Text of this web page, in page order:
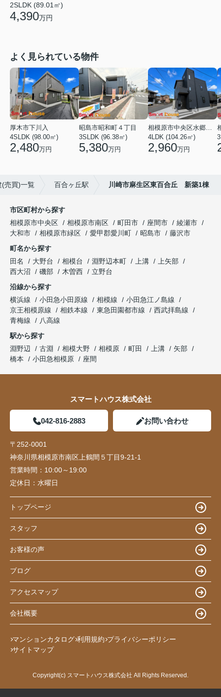
2SLDK (89.01㎡)
4,390万円
よく見られている物件
厚木市下川入
4SLDK (98.00㎡)
2,480万円
昭島市昭和町４丁目
3SLDK (96.38㎡)
5,380万円
4LDK (104.26㎡)
2,960万円
(売買)一覧 百合ヶ丘駅 川崎市麻生区東百合丘 新築1棟
市区町村から探す
相模原市中央区
相模原市南区 町田市 座間市
綾瀬市
大和市
相模原市緑区 愛甲郡愛川町 昭島市
藤沢市
町名から探す
田名
大野台 相模台 淵野辺本町 上溝
上矢部
西大沼
磯部 木曽西
立野台
沿線から探す
横浜線
小田急小田原線 相模線
小田急江ノ島線
京王相模原線
相鉄本線 東急田園都市線
西武拝島線
青梅線
八高線
駅から探す
淵野辺
古淵 相模大野 相模原 町田 上溝
矢部
橋本
小田急相模原 座間
スマートハウス株式会社
042-816-2883 お問い合わせ
〒252-0001
神奈川県相模原市南区上鶴間５丁目9-21-1
営業時間： 10:00～19:00
定休日： 水曜日
トップページ
スタッフ
お客様の声
ブログ
アクセスマップ
会社概要
マンションカタログ 利用規約 プライバシーポリシー
サイトマップ
Copyright(c) スマートハウス株式会社 All Rights Reserved.